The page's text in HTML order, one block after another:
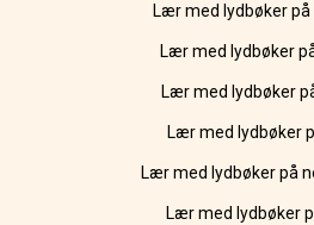
Lær med lydbøker på
Lær med lydbøker
Lær med lydbøker
Lær med lydbøker
Lær med lydbøker på
Lær med lydbøker